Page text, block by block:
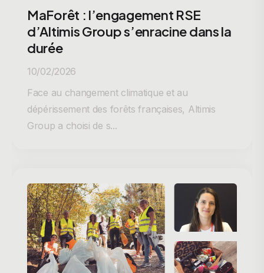
MaForêt : l’engagement RSE
d’Altimis Group s’enracine dans la
durée
10/02/2026
Face au changement climatique et au
dépérissement des forêts françaises, Altimis
Group a choisi de s...